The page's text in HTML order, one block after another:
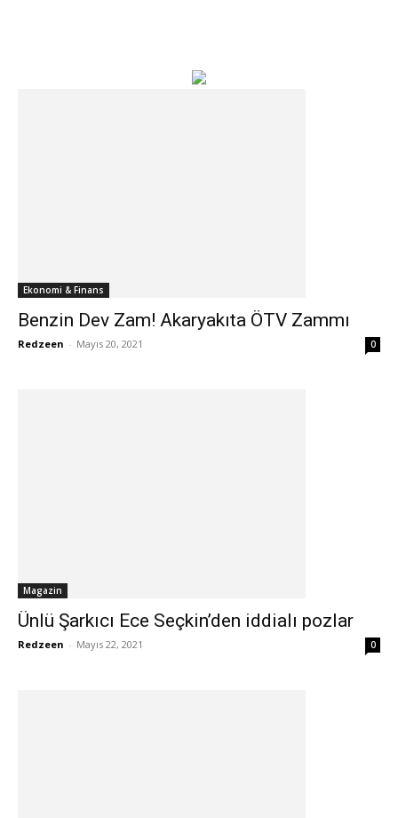
Ekonomi & Finans
Benzin Dev Zam! Akaryakıta ÖTV Zammı
Redzeen - Mayıs 20, 2021 0
Magazin
Ünlü Şarkıcı Ece Seçkin’den iddialı pozlar
Redzeen - Mayıs 22, 2021 0